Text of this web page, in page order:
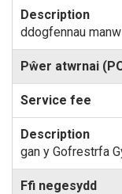
ddogfennau
Pŵer atwrnai
gan y Gofrestrfa
Ffi negesydd